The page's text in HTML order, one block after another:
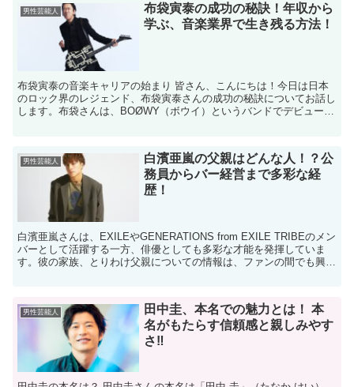
男性芸能人
布袋寅泰の成功の秘訣！年収から
学ぶ、音楽業界で生き残る方法！
布袋寅泰の音楽キャリアの始まり 皆さん、こんにちは！今日は日本
のロック界のレジェンド、布袋寅泰さんの成功の秘訣についてお話し
します。布袋さんは、BOØWY（ボウイ）というバンドでデビュー
男性芸能人
白濱亜嵐の父親はどんな人！？公
務員からバー経営まで多彩な経
歴！
白濱亜嵐さんは、EXILEやGENERATIONS from EXILE TRIBEのメン
バーとして活躍する一方、俳優としても多彩な才能を発揮していま
す。彼の家族、とりわけ父親についての情報は、ファンの間でも興味
男性芸能人
田中圭、本名での魅力とは！ 本
名がもたらす信頼感と親しみやす
さ‼